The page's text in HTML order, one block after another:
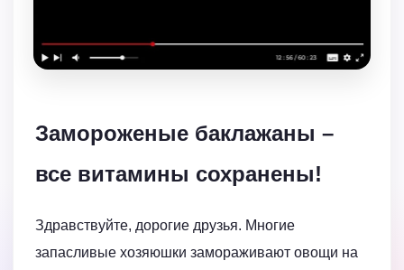
Замороженые баклажаны –
все витамины сохранены!
Здравствуйте, дорогие друзья. Многие
запасливые хозяюшки замораживают овощи на